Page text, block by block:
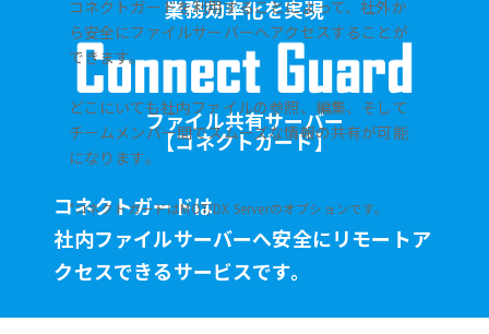
業務効率化を実現
ファイル共有サーバー
【コネクトガード】
コネクトガードは
社内ファイルサーバーへ安全にリモートア
クセスできるサービスです。
コネクトガードを利用することによって、社外か
ら安全にファイルサーバーへアクセスすることが
できます。
どこにいても社内ファイルの参照、編集、そして
チームメンバー間でスムーズな情報の共有が可能
になります。
*コネクトガードはMOT/DX Serverのオプションです。